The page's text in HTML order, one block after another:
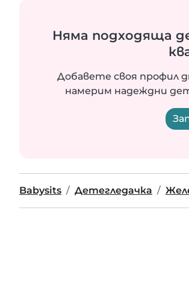
Няма подходяща
Добавете своя профил
намерим надеждни
Babysits Детегледачка